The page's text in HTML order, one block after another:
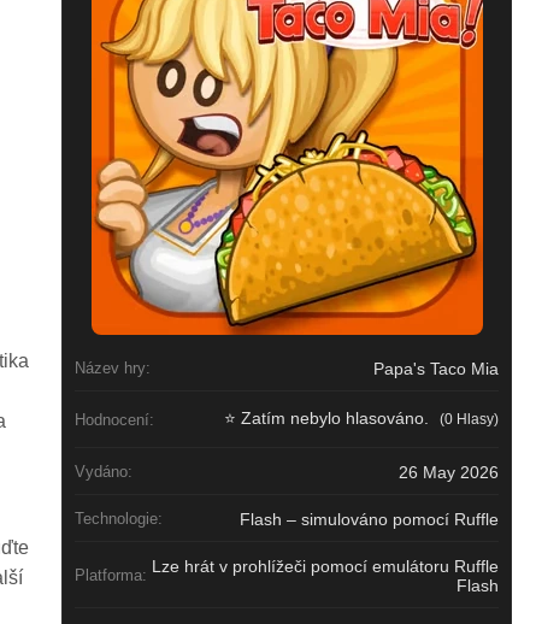
Název hry: Papa's Taco Mia
Hodnocení: ⭐ Zatím nebylo hlasováno. (0 Hlasy)
Vydáno: 26 May 2026
Technologie: Flash – simulováno pomocí Ruffle
Platforma: Lze hrát v prohlížeči pomocí emulátoru Ruffle
Flash